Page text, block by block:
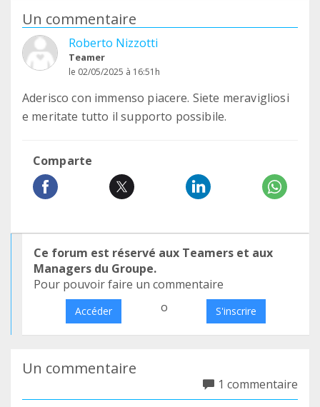
Un commentaire
Roberto Nizzotti
Teamer
le 02/05/2025 à 16:51h
Aderisco con immenso piacere. Siete meravigliosi
e meritate tutto il supporto possibile.
Comparte
Ce forum est réservé aux Teamers et aux
Managers du Groupe.
Pour pouvoir faire un commentaire
Accéder o S'inscrire
Un commentaire
1 commentaire